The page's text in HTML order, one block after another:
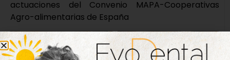
actuaciones del Convenio MAPA-Cooperativas
Agro-alimentarias de España